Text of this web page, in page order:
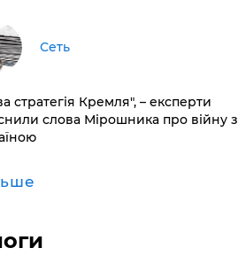
Сеть
стратегія Кремля", – експерти
слова Мірошника про війну з